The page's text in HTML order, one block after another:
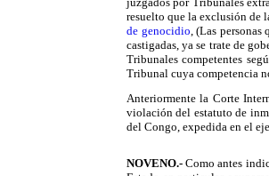
resuelto que la exclusión de
de genocidio, (Las
castigadas, ya se trate de
Tribunales competentes
Tribunal cuya competencia
Anteriormente la Corte
violación del estatuto de
del Congo, expedida en el
NOVENO.- Como antes